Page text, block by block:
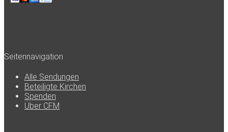
Seitennavigation
Alle Sendungen
Beteiligte Kirchen
Spenden
Über CFM